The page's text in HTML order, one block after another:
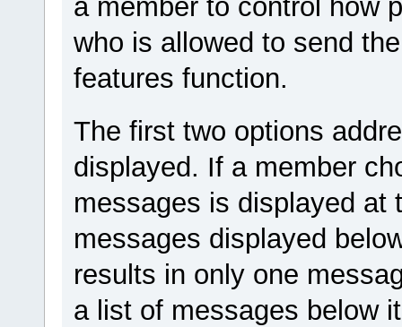
a member to control how
who is allowed to send
features function.
The first two options
displayed. If a member
messages is displayed at
messages displayed
results in only one
a list of messages below